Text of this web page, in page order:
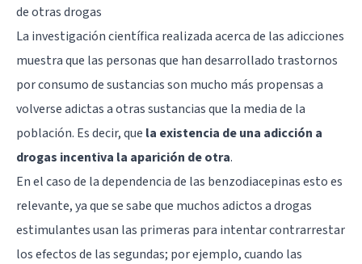
de otras drogas
La investigación científica realizada acerca de las adicciones
muestra que las personas que han desarrollado trastornos
por consumo de sustancias son mucho más propensas a
volverse adictas a otras sustancias que la media de la
población. Es decir, que la existencia de una adicción a
drogas incentiva la aparición de otra.
En el caso de la dependencia de las benzodiacepinas esto es
relevante, ya que se sabe que muchos adictos a drogas
estimulantes usan las primeras para intentar contrarrestar
los efectos de las segundas; por ejemplo, cuando las